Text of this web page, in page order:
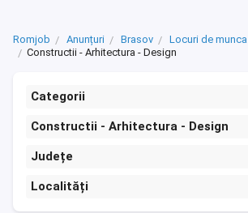
Romjob Anunțuri Brasov
Locuri de munca
Constructii - Arhitectura - Design
Categorii
Constructii - Arhitectura - Design
Județe
Localități